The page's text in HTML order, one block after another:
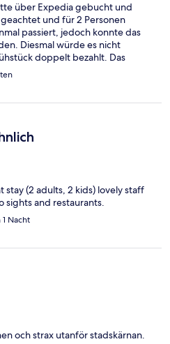
über Expedia gebucht und
und für 2 Personen
passiert, jedoch konnte das
Diesmal würde es nicht
doppelt bezahlt. Das
außerhalb der Seriösität.
Arbeit erledigen.
stay (2 adults, 2 kids) lovely staff
sights and restaurants.
Nacht
och strax utanför stadskärnan.